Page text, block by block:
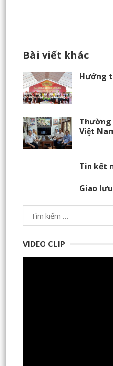
Bài viết khác
Hướng
Thường
Việt
Tin kết
Giao
Tìm
kiếm
VIDEO CLIP